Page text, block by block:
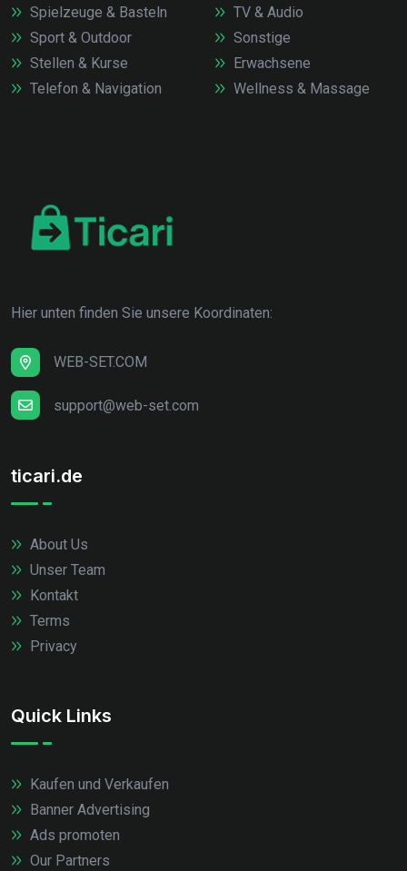
Spielzeuge & Basteln
Sport & Outdoor
Stellen & Kurse
Telefon & Navigation
TV & Audio
Sonstige
Erwachsene
Wellness & Massage
Hier unten finden Sie unsere Koordinaten:
WEB-SET.COM
support@web-set.com
ticari.de
About Us
Unser Team
Kontakt
Terms
Privacy
Quick Links
Kaufen und Verkaufen
Banner Advertising
Ads promoten
Our Partners